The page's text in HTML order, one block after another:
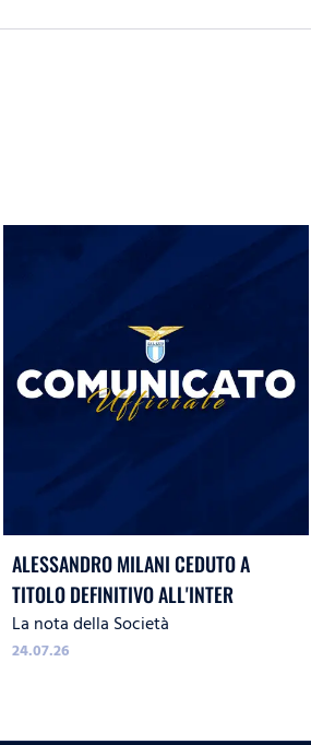
ALESSANDRO MILANI CEDUTO A
TITOLO DEFINITIVO ALL'INTER
La nota della Società
24.07.26